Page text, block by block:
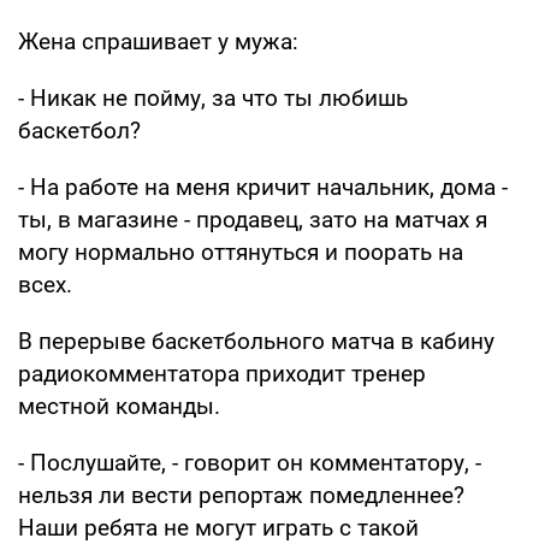
Жена спрашивает у мужа:
- Никак не пойму, за что ты любишь
баскетбол?
- На работе на меня кричит начальник, дома -
ты, в магазине - продавец, зато на матчах я
могу нормально оттянуться и поорать на
всех.
В перерыве баскетбольного матча в кабину
радиокомментатора приходит тренер
местной команды.
- Послушайте, - говорит он комментатору, -
нельзя ли вести репортаж помедленнее?
Наши ребята не могут играть с такой